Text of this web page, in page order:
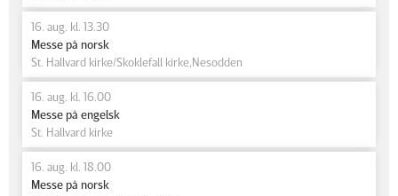
16. aug. kl. 13.30
Messe på norsk
St. Hallvard kirke/Skoklefall kirke,Nesodden
16. aug. kl. 16.00
Messe på engelsk
St. Hallvard kirke
16. aug. kl. 18.00
Messe på norsk